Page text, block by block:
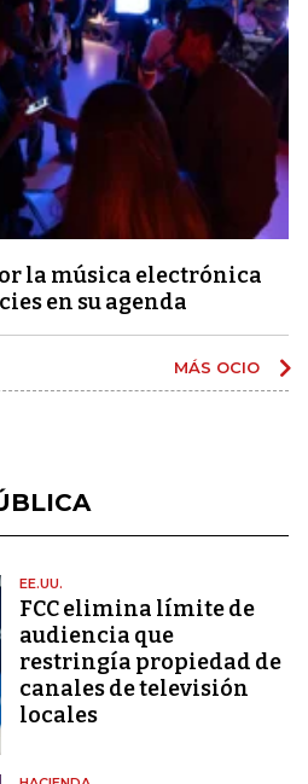
la música electrónica
en su agenda
MÁS OCIO
EE.UU.
FCC elimina límite de
audiencia que
restringía propiedad de
canales de televisión
locales